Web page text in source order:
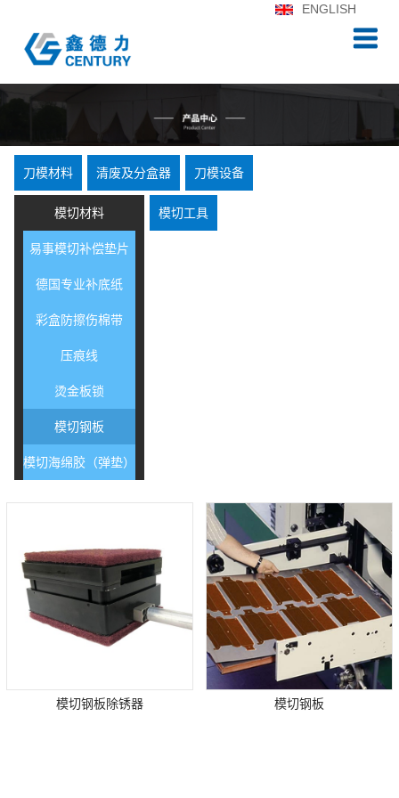
ENGLISH
刀模材料 清废及分盒器 刀模设备
模切材料
易事模切补偿垫片
德国专业补底纸
彩盒防擦伤棉带
压痕线
烫金板锁
模切钢板
模切海绵胶（弹垫）
模切工具
模切钢板除锈器 模切钢板